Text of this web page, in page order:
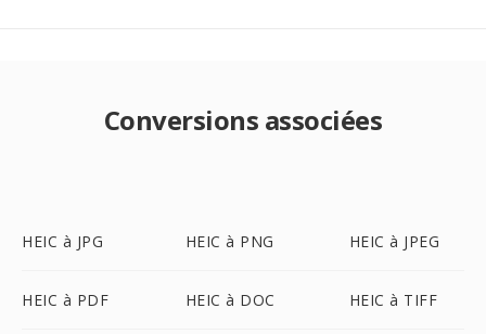
Conversions associées
HEIC à JPG HEIC à PNG HEIC à JPEG
HEIC à PDF HEIC à DOC HEIC à TIFF